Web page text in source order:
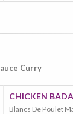
Curry
CHICKEN